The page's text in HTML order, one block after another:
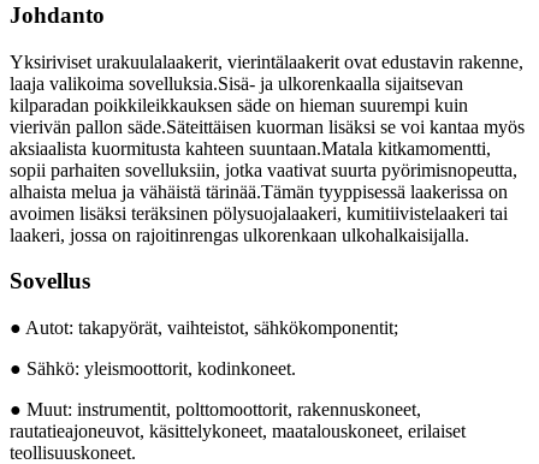
Johdanto
Yksiriviset urakuulalaakerit, vierintälaakerit ovat edustavin rakenne,
laaja valikoima sovelluksia.Sisä- ja ulkorenkaalla sijaitsevan
kilparadan poikkileikkauksen säde on hieman suurempi kuin
vierivän pallon säde.Säteittäisen kuorman lisäksi se voi kantaa myös
aksiaalista kuormitusta kahteen suuntaan.Matala kitkamomentti,
sopii parhaiten sovelluksiin, jotka vaativat suurta pyörimisnopeutta,
alhaista melua ja vähäistä tärinää.Tämän tyyppisessä laakerissa on
avoimen lisäksi teräksinen pölysuojalaakeri, kumitiivistelaakeri tai
laakeri, jossa on rajoitinrengas ulkorenkaan ulkohalkaisijalla.
Sovellus
● Autot: takapyörät, vaihteistot, sähkökomponentit;
● Sähkö: yleismoottorit, kodinkoneet.
● Muut: instrumentit, polttomoottorit, rakennuskoneet,
rautatieajoneuvot, käsittelykoneet, maatalouskoneet, erilaiset
teollisuuskoneet.